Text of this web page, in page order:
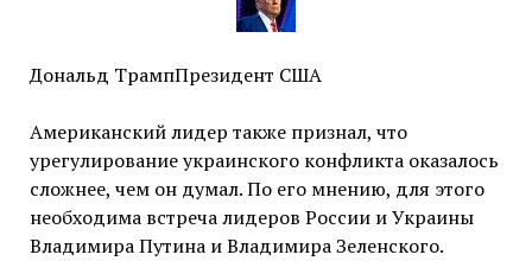
Дональд ТрампПрезидент США
Американский лидер также признал, что
урегулирование украинского конфликта оказалось
сложнее, чем он думал. По его мнению, для этого
необходима встреча лидеров России и Украины
Владимира Путина и Владимира Зеленского.